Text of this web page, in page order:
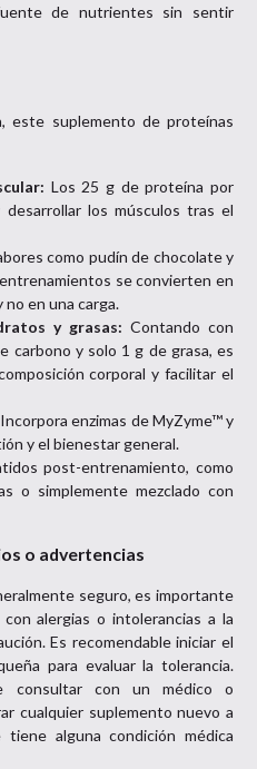
de nutrientes sin sentir
este suplemento de proteínas
Los 25 g de proteína por
los músculos tras el
como pudín de chocolate y
se convierten en
en una carga.
y grasas: Contando con
carbono y solo 1 g de grasa, es
corporal y facilitar el
Incorpora enzimas de MyZyme™ y
y el bienestar general.
post-entrenamiento, como
o simplemente mezclado con
o advertencias
seguro, es importante
alergias o intolerancias a la
Es recomendable iniciar el
para evaluar la tolerancia.
consultar con un médico o
cualquier suplemento nuevo a
alguna condición médica